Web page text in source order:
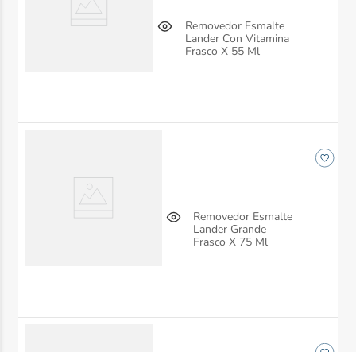
Removedor Esmalte
Lander Con Vitamina
Frasco X 55 Ml
Removedor Esmalte
Lander Grande
Frasco X 75 Ml